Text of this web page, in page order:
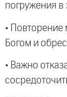
погружения
• Повторение
Богом и
• Важно